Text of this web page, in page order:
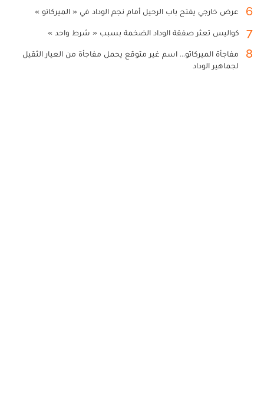
6 عرض خارجي يفتح باب الرحيل أمام نجم الوداد في « الميركاتو »
7 كواليس تعثر صفقة الوداد الضخمة بسبب « شرط واحد »
8
مفاجأة الميركاتو... اسم غير متوقع يحمل مفاجأة من العيار الثقيل
لجماهير الوداد